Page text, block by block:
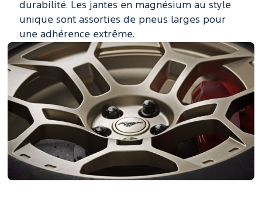
durabilité. Les jantes en magnésium au style
unique sont assorties de pneus larges pour
une adhérence extrême.